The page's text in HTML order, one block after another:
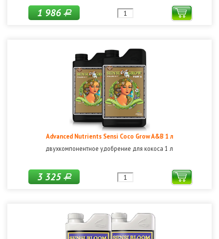
1 986Р
Advanced Nutrients Sensi Coco Grow A&B 1 л
двухкомпонентное удобрение для кокоса 1 л
3 325Р